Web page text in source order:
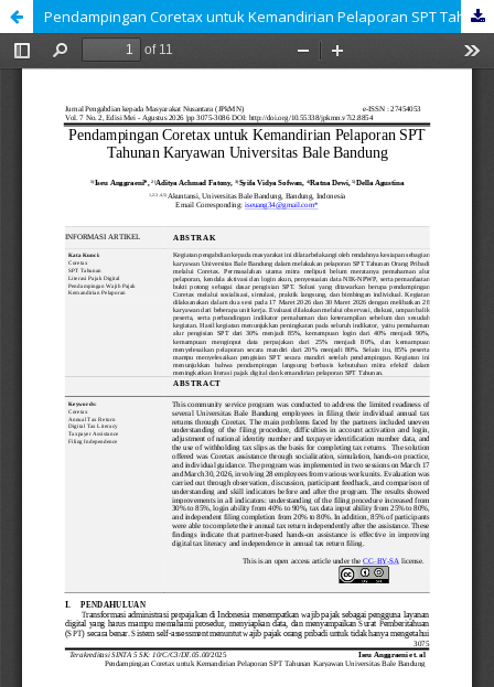
Pendampingan Coretax untuk Kemandirian Pelaporan SPT Tahunan Karyawan Universitas Bale Bandung